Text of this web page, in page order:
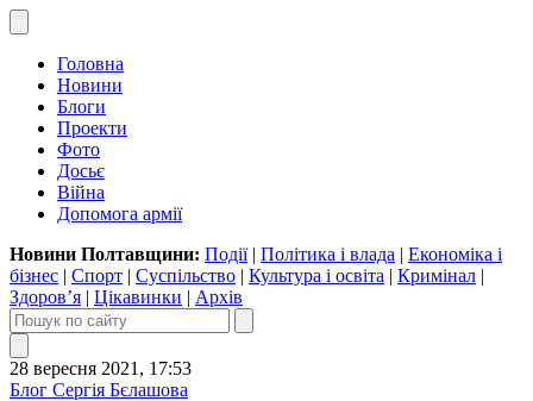
Головна
Новини
Блоги
Проекти
Фото
Досьє
Війна
Допомога армії
Новини Полтавщини: Події| Політика і влада | Економіка і
бізнес | Спорт | Суспільство | Культура і освіта | Кримінал |
Здоров’я | Цікавинки | Архів
28 вересня 2021, 17:53
Блог Сергія Бєлашова